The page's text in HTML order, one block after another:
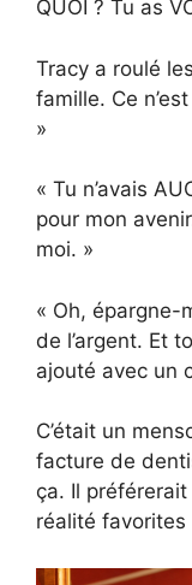
QUOI ? Tu as
Tracy a roulé
famille. Ce
»
« Tu n’avais
pour mon
moi. »
« Oh, épargne-
de l’argent. Et
ajouté avec un
C’était un
facture de
ça. Il
réalité favorites